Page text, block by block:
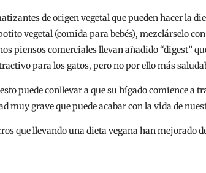
de origen vegetal que pueden hacer la
vegetal (comida para bebés), mezclárselo
piensos comerciales llevan añadido “digest”
para los gatos, pero no por ello más
puede conllevar a que su hígado comience
grave que puede acabar con la vida de
que llevando una dieta vegana han mejorado